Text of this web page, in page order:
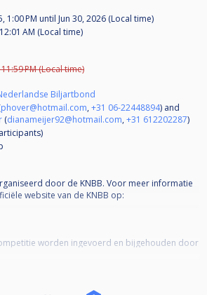
1:00 PM until Jun 30, 2026 (Local time)
AM (Local time)
PM (Local time)
Biljartbond
phover@hotmail.com,+31 06-22448894) and
(dianameijer92@hotmail.com,+31 612202287)
)
door de KNBB. Voor meer informatie
website van de KNBB op:
worden ingevoerd en bijgehouden door
Mochten er vragen of problemen zijn,
van de KNBB gaan: